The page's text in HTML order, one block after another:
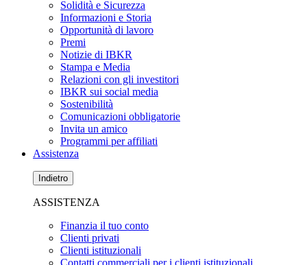
Solidità e Sicurezza
Informazioni e Storia
Opportunità di lavoro
Premi
Notizie di IBKR
Stampa e Media
Relazioni con gli investitori
IBKR sui social media
Sostenibilità
Comunicazioni obbligatorie
Invita un amico
Programmi per affiliati
Assistenza
Indietro
ASSISTENZA
Finanzia il tuo conto
Clienti privati
Clienti istituzionali
Contatti commerciali per i clienti istituzionali